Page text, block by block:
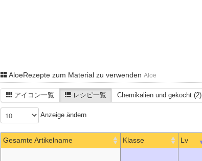
AloeRezepte zum Material zu verwenden Aloe
アイコン一覧 レシピ一覧 Chemikalien und gekocht (2)
Anzeige ändern
Gesamte Artikelname Klasse Lv